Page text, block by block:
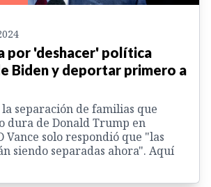
por 'deshacer' política
Biden y deportar primero a
la separación de familias que
dura de Donald Trump en
Vance solo respondió que "las
siendo separadas ahora". Aquí